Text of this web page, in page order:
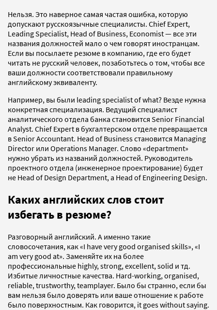
Нельзя. Это наверное самая частая ошибка, которую
допускают русскоязычные специалисты. Chief Expert,
Leading Specialist, Head of Business, Economist — все эти
названия должностей мало о чем говорят иностранцам.
Если вы посылаете резюме в компанию, где его будет
читать не русский человек, позаботьтесь о том, чтобы все
ваши должности соответствовали правильному
английскому эквиваленту.
Например, вы были leading specialist of what? Везде нужна
конкретная специализация. Ведущий специалист
аналитического отдела банка становится Senior Financial
Analyst. Chief Expert в бухгалтерском отделе превращается
в Senior Accountant. Head of Business становится Managing
Director или Operations Manager. Слово «department»
нужно убрать из названий должностей. Руководитель
проектного отдела (инженерное проектирование) будет
не Head of Design Department, а Head of Engineering Design.
Каких английских слов стоит
избегать в резюме?
Разговорный английский. А именно такие
словосочетания, как «I have very good organised skills», «I
am very good at». Заменяйте их на более
профессиональные highly, strong, excellent, solid и тд.
Избитые личностные качества. Hard-working, organised,
reliable, trustworthy, teamplayer. Было бы странно, если бы
вам нельзя было доверять или ваше отношение к работе
было поверхностным. Как говорится, it goes without saying.